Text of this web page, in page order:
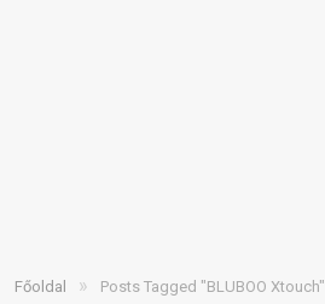
Főoldal » Posts Tagged "BLUBOO Xtouch"